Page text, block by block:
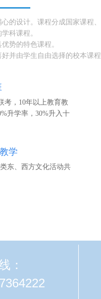
的设计。课程分成国家课程
科课程。
势的特色课程。
并由学生自由选择的校本课
考，10年以上教育教
升学率，30%升入十
东、西方文化活动共
学
：